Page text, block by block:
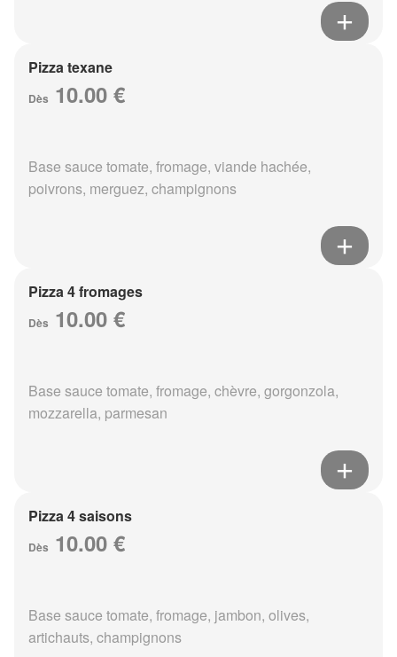
Pizza texane
Dès 10.00 €
Base sauce tomate, fromage, viande hachée,
poivrons, merguez, champignons
Pizza 4 fromages
Dès 10.00 €
Base sauce tomate, fromage, chèvre, gorgonzola,
mozzarella, parmesan
Pizza 4 saisons
Dès 10.00 €
Base sauce tomate, fromage, jambon, olives,
artichauts, champignons